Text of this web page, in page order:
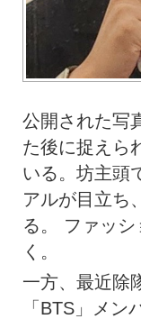
公開された写
た後に捉えら
いる。坊主頭
アルが目立ち
る。 ファッシ
く。
一方、最近除
「BTS」メ